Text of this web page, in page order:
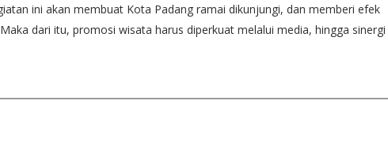
ini akan membuat Kota Padang ramai dikunjungi, dan memberi efek
dari itu, promosi wisata harus diperkuat melalui media, hingga sinergi